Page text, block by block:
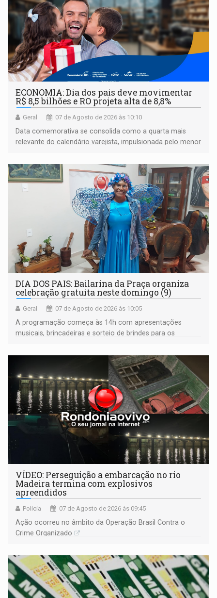
ECONOMIA: Dia dos pais deve movimentar
R$ 8,5 bilhões e RO projeta alta de 8,8%
Geral 07 de Agosto de 2026 às 10:10
Data comemorativa se consolida como a quarta mais
relevante do calendário varejista, impulsionada pelo menor
média do trabalhador
DIA DOS PAIS: Bailarina da Praça organiza
celebração gratuita neste domingo (9)
Geral 07 de Agosto de 2026 às 10:05
A programação começa às 14h com apresentações
musicais, brincadeiras e sorteio de brindes para os
bolo e canto de parabéns dedicado aos pais
VÍDEO: Perseguição a embarcação no rio
Madeira termina com explosivos
apreendidos
Polícia 07 de Agosto de 2026 às 09:45
Ação ocorreu no âmbito da Operação Brasil Contra o
Crime Organizado